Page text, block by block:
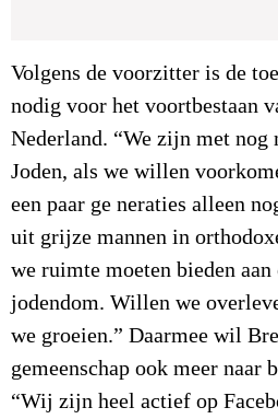
Volgens de voorzitter is de
nodig voor het voortbestaan
Nederland. “We zijn met nog
Joden, als we willen
een paar ge neraties alleen
uit grijze mannen in
we ruimte moeten bieden aan
jodendom. Willen we
we groeien.” Daarmee wil
gemeenschap ook meer naar
“Wij zijn heel actief op